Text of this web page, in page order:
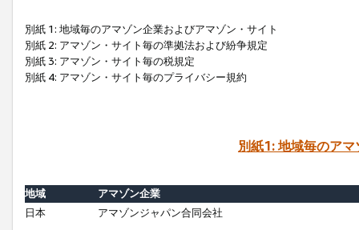
別紙 1: 地域毎のアマゾン企業およびアマゾン・サイト
別紙 2: アマゾン・サイト毎の準拠法および紛争規定
別紙 3: アマゾン・サイト毎の税規定
別紙 4: アマゾン・サイト毎のプライバシー規約
別紙1: 地域毎のア
地域
アマゾン企業
日本
アマゾンジャパン合同会社